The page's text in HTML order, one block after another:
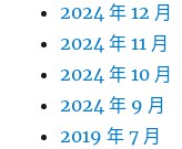
2024 年 12 月
2024 年 11 月
2024 年 10 月
2024 年 9 月
2019 年 7 月